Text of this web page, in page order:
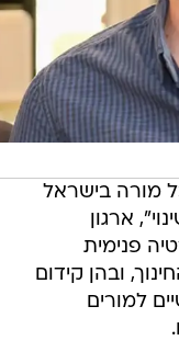
מורה בישראל
ארגון
פנימית
ובהן קידום
למורים